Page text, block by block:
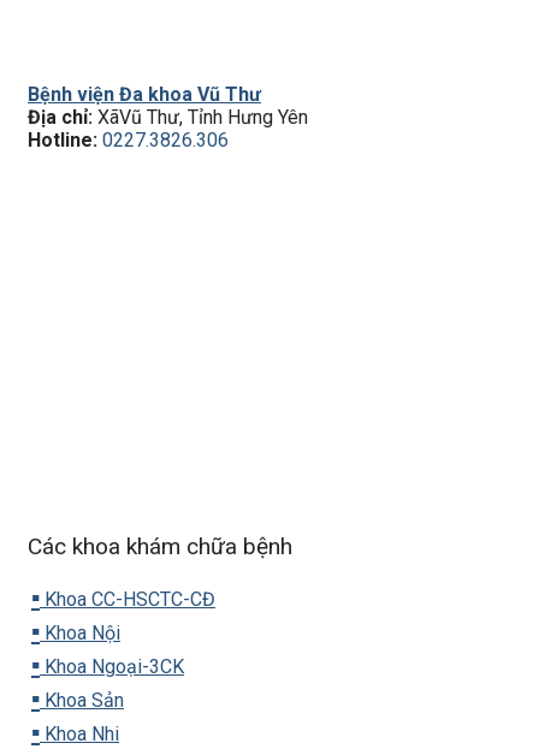
Bệnh viện Đa khoa Vũ Thư
Địa chỉ: XãVũ Thư, Tỉnh Hưng Yên
Hotline: 0227.3826.306
Các khoa khám chữa bệnh
▪️ Khoa CC-HSCTC-CĐ
▪️ Khoa Nội
▪️ Khoa Ngoại-3CK
▪️ Khoa Sản
▪️ Khoa Nhi